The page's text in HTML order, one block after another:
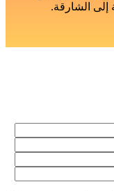
إلى الشارقة.